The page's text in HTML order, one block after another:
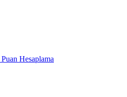
Hesaplama